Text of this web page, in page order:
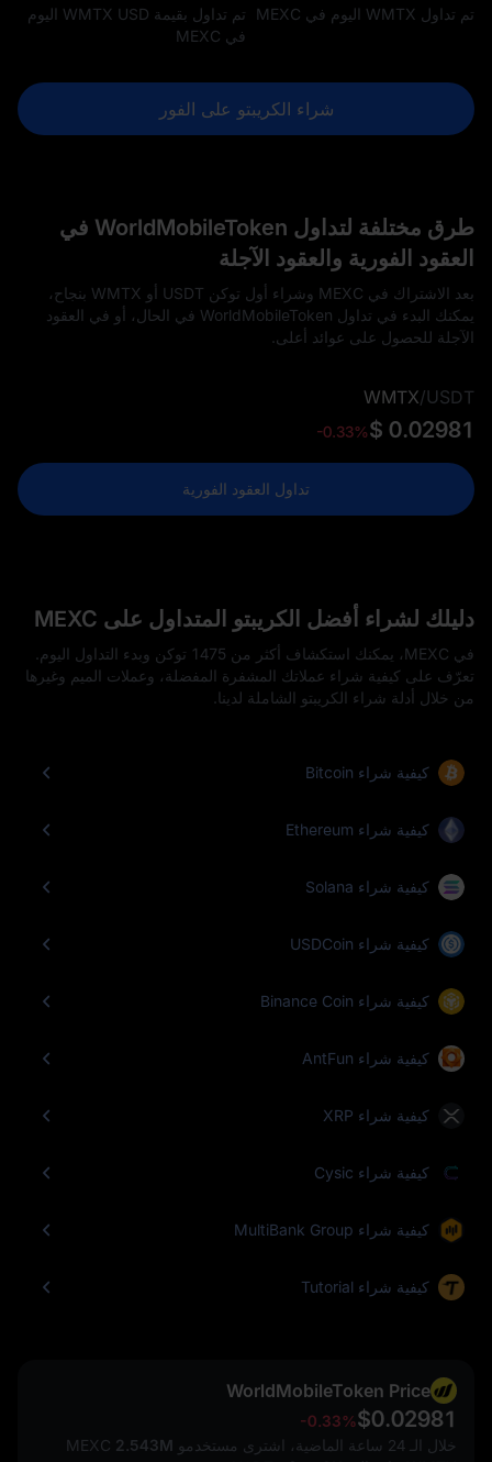
تم تداول WMTX اليوم في MEXC
تم تداول بقيمة WMTX USD اليوم
في MEXC
شراء الكريبتو على الفور
طرق مختلفة لتداول WorldMobileToken في
العقود الفورية والعقود الآجلة
بعد الاشتراك في MEXC وشراء أول توكن USDT أو WMTX بنجاح،
يمكنك البدء في تداول WorldMobileToken في الحال، أو في العقود
الآجلة للحصول على عوائد أعلى.
WMTX/USDT
$ 0.02981
-0.33%
تداول العقود الفورية
دليلك لشراء أفضل الكريبتو المتداول على MEXC
في MEXC، يمكنك استكشاف أكثر من 1475 توكن وبدء التداول اليوم.
تعرّف على كيفية شراء عملاتك المشفرة المفضلة، وعملات الميم وغيرها
من خلال أدلة شراء الكريبتو الشاملة لدينا.
كيفية شراء Bitcoin
كيفية شراء Ethereum
كيفية شراء Solana
كيفية شراء USDCoin
كيفية شراء Binance Coin
كيفية شراء AntFun
كيفية شراء XRP
كيفية شراء Cysic
كيفية شراء MultiBank Group
كيفية شراء Tutorial
WorldMobileToken Price
$0.02981
-0.33%
خلال الـ 24 ساعة الماضية، اشترى مستخدمو MEXC
2.543M